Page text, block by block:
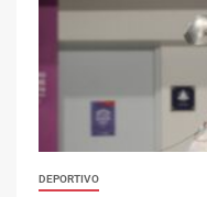
DEPORTIVO